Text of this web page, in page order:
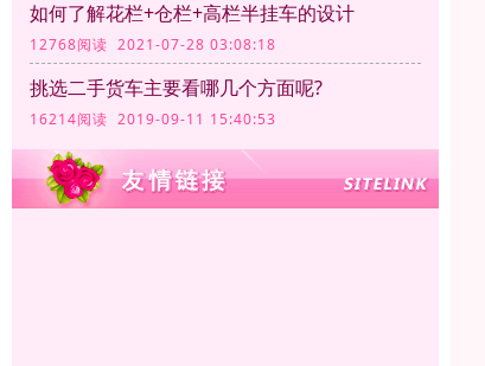
如何了解花栏+仓栏+高栏半挂车的设计
12768阅读 2021-07-28 03:08:18
挑选二手货车主要看哪几个方面呢?
16214阅读 2019-09-11 15:40:53